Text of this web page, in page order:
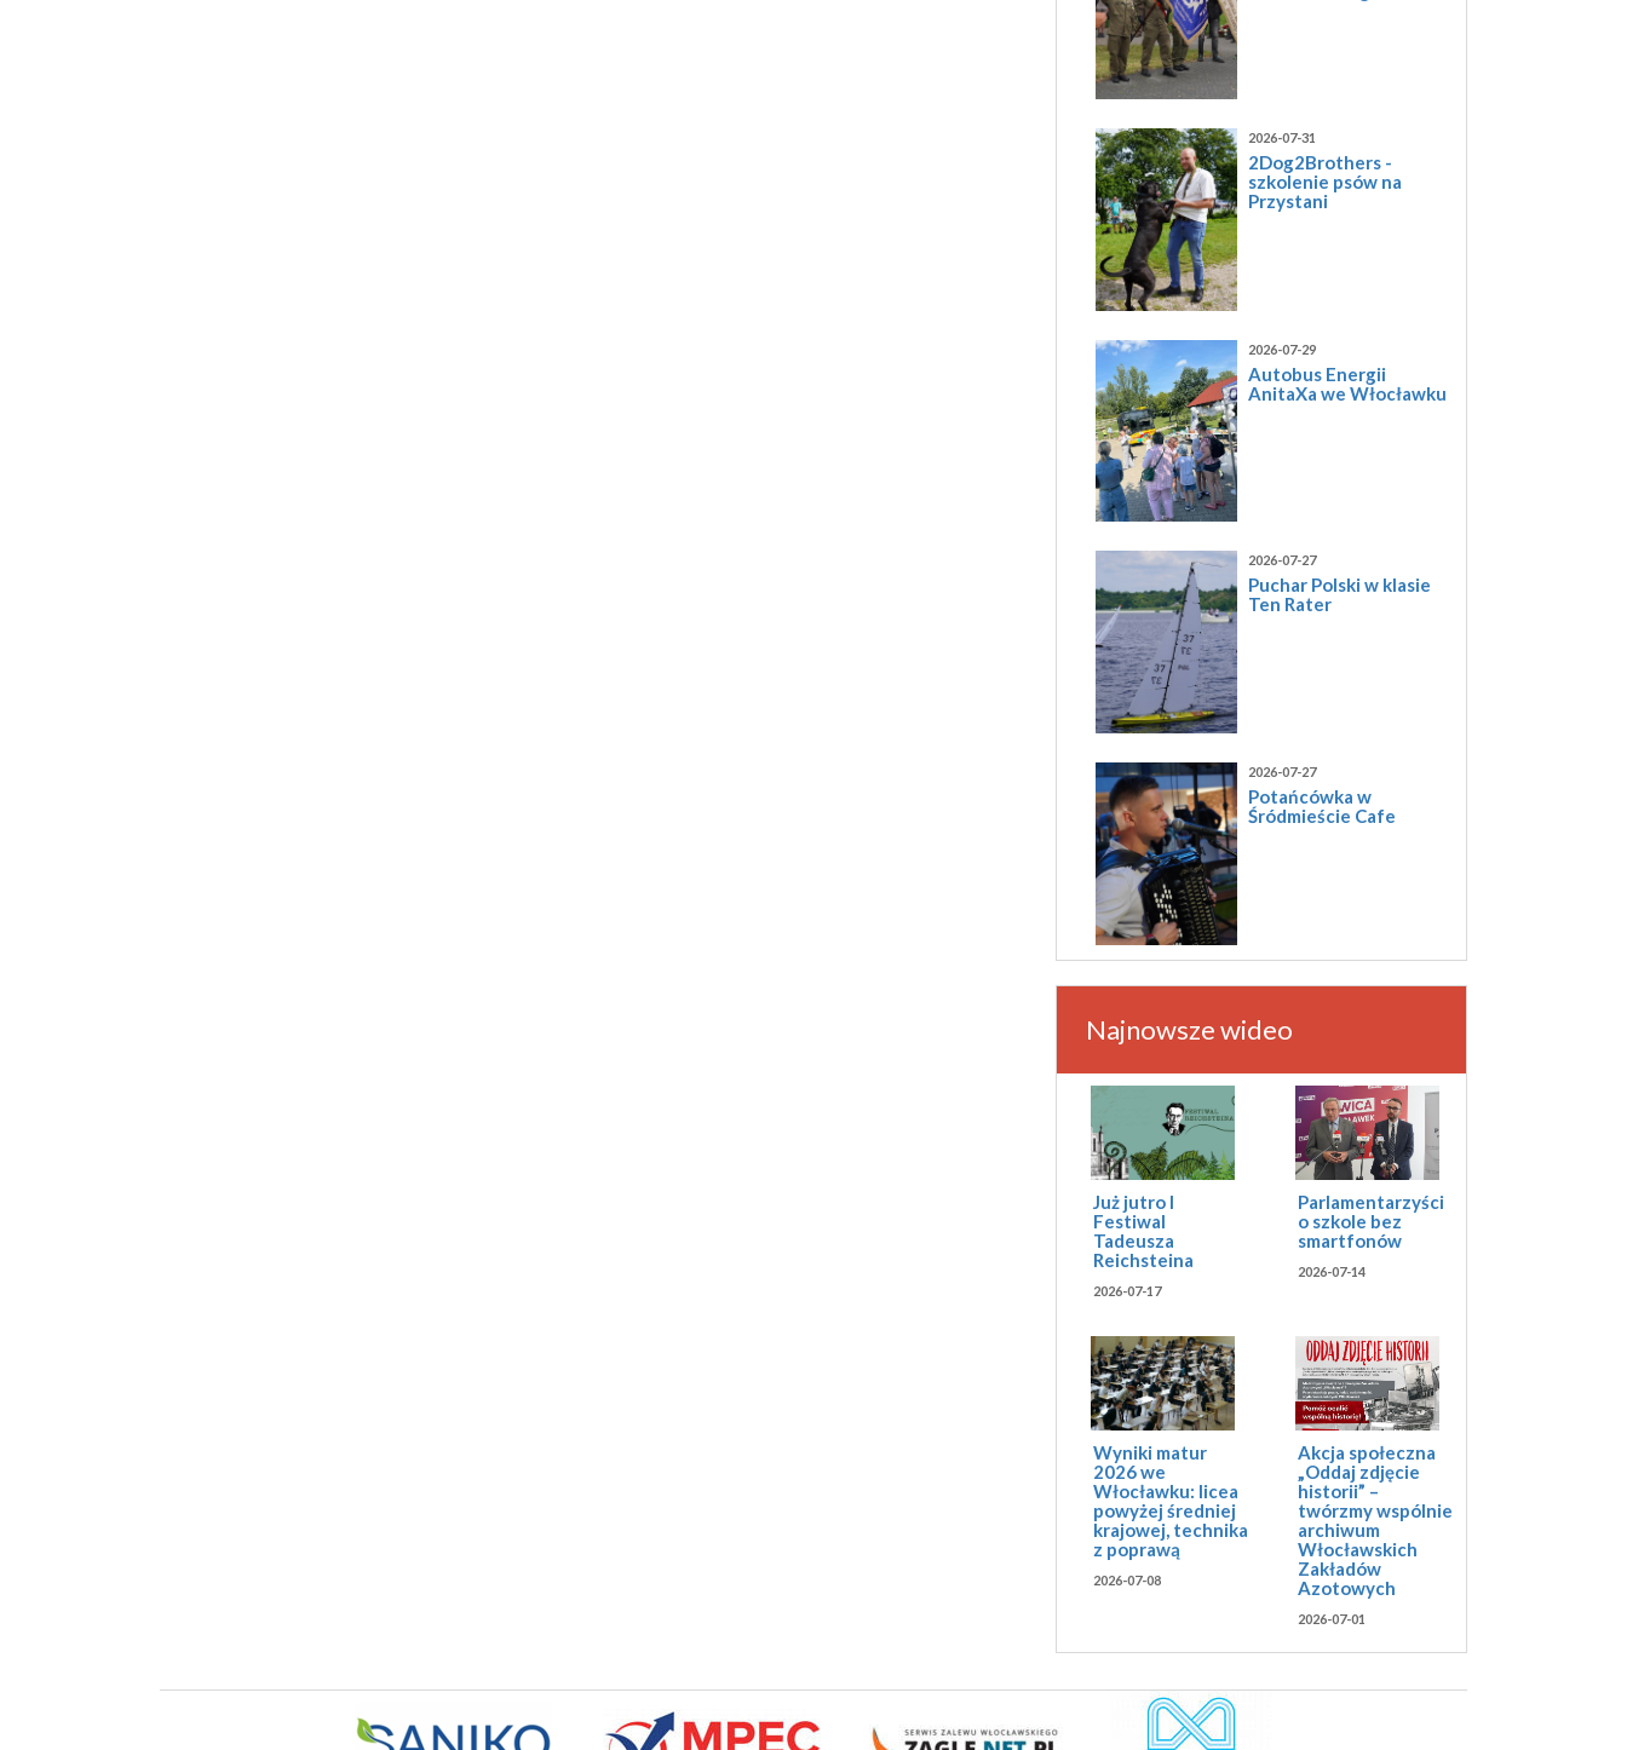
2026-07-31
2Dog2Brothers -
szkolenie psów na
Przystani
2026-07-29
Autobus Energii
AnitaXa we Włocławku
2026-07-27
Puchar Polski w klasie
Ten Rater
2026-07-27
Potańcówka w
Śródmieście Cafe
Najnowsze wideo
Już jutro I
Festiwal
Tadeusza
Reichsteina
2026-07-17
Parlamentarzyści
o szkole bez
smartfonów
2026-07-14
Wyniki matur
2026 we
Włocławku: licea
powyżej średniej
krajowej, technika
z poprawą
2026-07-08
Akcja społeczna
„Oddaj zdjęcie
historii” –
twórzmy wspólnie
archiwum
Włocławskich
Zakładów
Azotowych
2026-07-01